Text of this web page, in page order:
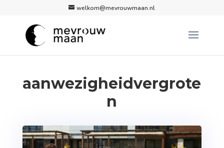
welkom@mevrouwmaan.nl
aanwezigheidvergrote
n